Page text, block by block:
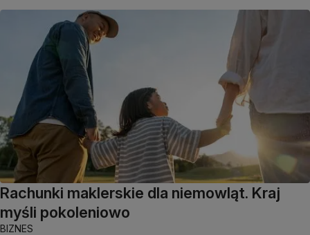
Rachunki maklerskie dla niemowląt. Kraj
myśli pokoleniowo
BIZNES